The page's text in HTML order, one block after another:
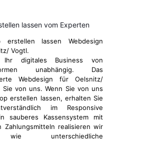
lassen vom Experten
Ihr digitales Business von
unabhängig. Das
Webdesign für Oelsnitz/
von uns. Wenn Sie von uns
erstellen lassen, erhalten Sie
im Responsive
sauberes Kassensystem mit
Zahlungsmitteln realisieren wir
unterschiedliche